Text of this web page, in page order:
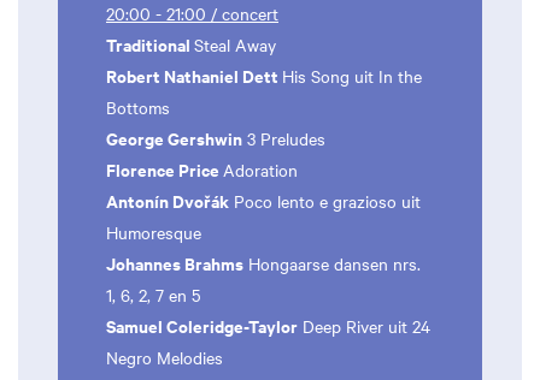
20:00 - 21:00 / concert
Traditional Steal Away
Robert Nathaniel Dett His Song uit In the
Bottoms
George Gershwin 3 Preludes
Florence Price Adoration
Antonín Dvořák Poco lento e grazioso uit
Humoresque
Johannes Brahms Hongaarse dansen nrs.
1, 6, 2, 7 en 5
Samuel Coleridge-Taylor Deep River uit 24
Negro Melodies